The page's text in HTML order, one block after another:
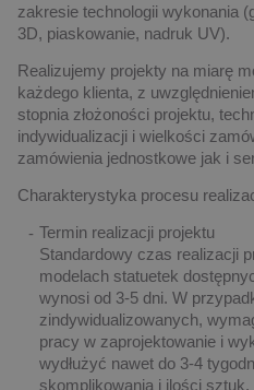
zakresie technologii wykonania
3D, piaskowanie, nadruk UV).
Realizujemy projekty na miarę
każdego klienta, z
stopnia złożoności projektu,
indywidualizacji i wielkości
zamówienia jednostkowe jak i
Charakterystyka procesu
Termin realizacji projektu
Standardowy czas realizacji
modelach statuetek
wynosi od 3-5 dni. W
zindywidualizowanych,
pracy w zaprojektowanie i
wydłużyć nawet do 3-4
skomplikowania i ilości sztuk.